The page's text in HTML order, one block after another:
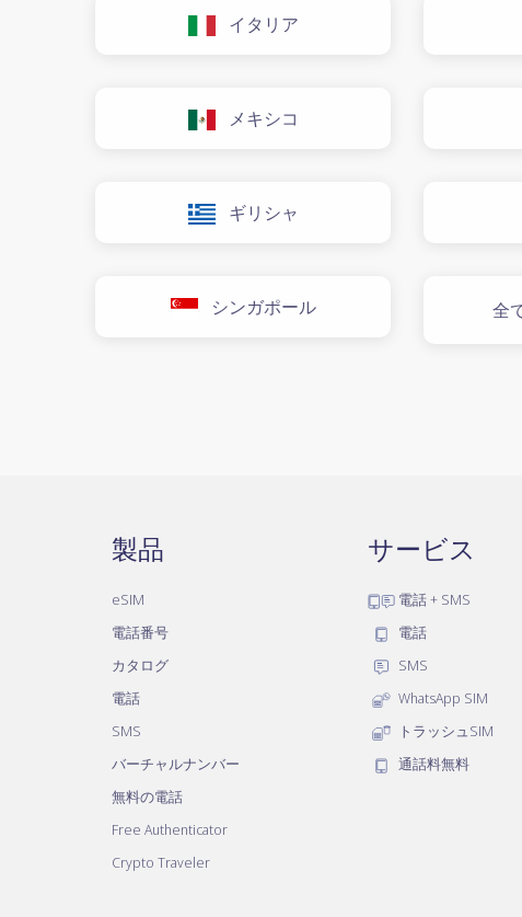
イタリア
メキシコ
ギリシャ
シンガポール 全
製品
eSIM
電話番号
カタログ
電話
SMS
バーチャルナンバー
無料の電話
Free Authenticator
Crypto Traveler
サービス
電話 + SMS
電話
SMS
WhatsApp SIM
トラッシュSIM
通話料無料